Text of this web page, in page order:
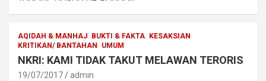
AQIDAH & MANHAJ BUKTI & FAKTA
KESAKSIAN
KRITIKAN/ BANTAHAN
UMUM
NKRI: KAMI TIDAK TAKUT MELAWAN TERORIS
19/07/2017 admin